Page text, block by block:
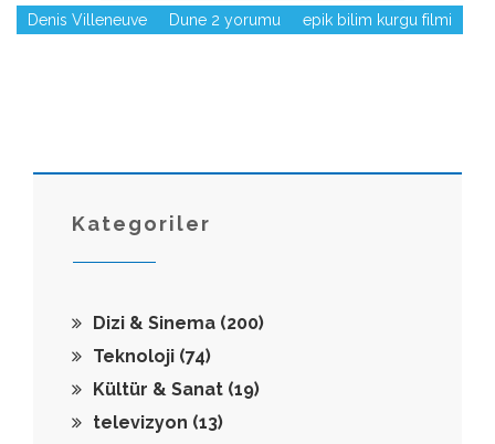
Denis Villeneuve
Dune 2 yorumu epik bilim kurgu filmi
Kategoriler
Dizi & Sinema (200)
Teknoloji (74)
Kültür & Sanat (19)
televizyon (13)